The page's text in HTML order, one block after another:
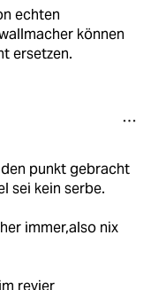
echten
können
ersetzen.
punkt gebracht
sei kein serbe.
immer,also nix
revier